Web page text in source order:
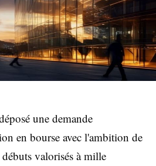
une demande
en bourse avec l'ambition de
débuts valorisés à mille